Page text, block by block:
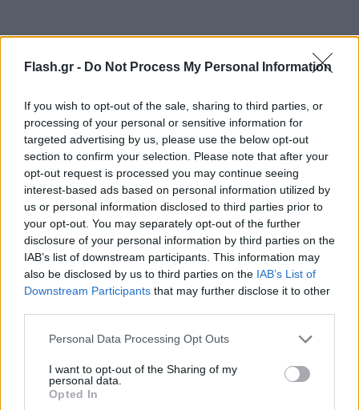
Flash.gr - Do Not Process My Personal Information
If you wish to opt-out of the sale, sharing to third parties, or
processing of your personal or sensitive information for
targeted advertising by us, please use the below opt-out
section to confirm your selection. Please note that after your
opt-out request is processed you may continue seeing
interest-based ads based on personal information utilized by
us or personal information disclosed to third parties prior to
your opt-out. You may separately opt-out of the further
disclosure of your personal information by third parties on the
IAB’s list of downstream participants. This information may
also be disclosed by us to third parties on the IAB’s List of
Downstream Participants that may further disclose it to other
Please note that this website/app uses one or more Google
not limited to your visit or usage behaviour. You may click to
grant or deny consent to Google and its third-party tags to
use your data for below specified purposes in below Google
Personal Data Processing Opt Outs
I want to opt-out of the Sharing of my
personal data.
Opted In
Πρόκειται για τους:
Νίκο Βούτση